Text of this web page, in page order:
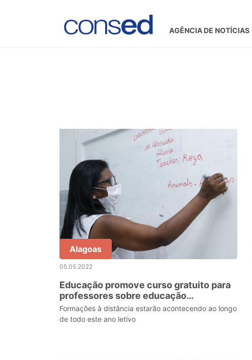
AGÊNCIA DE NOTÍCIAS
Alagoas
05.05.2022
Educação promove curso gratuito para
professores sobre educação
antirracista
Formações à distância estarão acontecendo ao longo
de todo este ano letivo